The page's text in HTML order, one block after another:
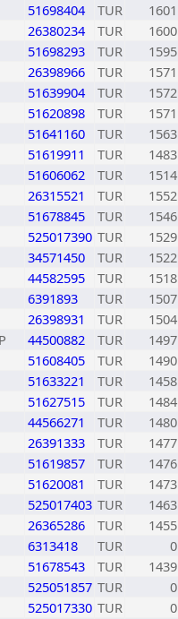
51698404 TUR
1601
26380234 TUR
1600
51698293 TUR
1595
26398966 TUR
1571
51639904 TUR
1572
51620898 TUR
1571
51641160 TUR
1563
51619911 TUR
1483
51606062 TUR
1514
26315521 TUR
1552
51678845 TUR
1546
525017390 TUR
1529
34571450 TUR
1522
44582595 TUR
1518
6391893 TUR
1507
26398931 TUR
1504
44500882 TUR
1497
51608405 TUR
1490
51633221 TUR
1458
51627515 TUR
1484
44566271 TUR
1480
26391333 TUR
1477
51619857 TUR
1476
51620081 TUR
1473
525017403 TUR
1463
26365286 TUR
1455
6313418 TUR
0
51678543 TUR
1439
525051857 TUR
0
525017330 TUR 0